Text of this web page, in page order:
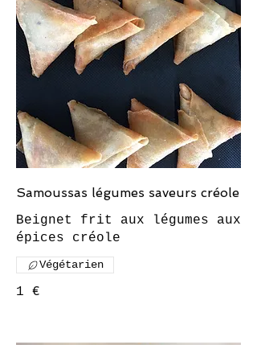
Samoussas légumes saveurs créole
Beignet frit aux légumes aux
1 €
Végétarien